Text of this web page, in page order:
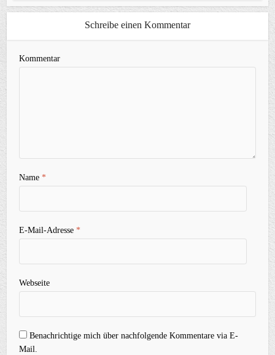
Schreibe einen Kommentar
Kommentar
Name*
E-Mail-Adresse*
Webseite
Benachrichtige mich über nachfolgende Kommentare via E-
Mail.